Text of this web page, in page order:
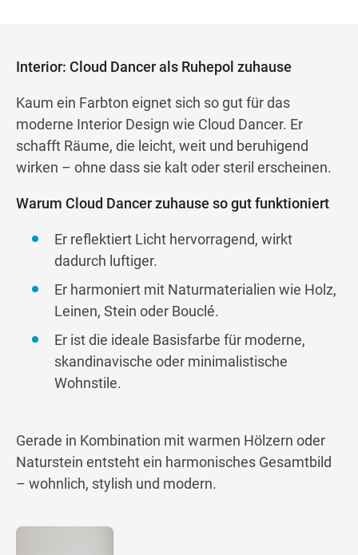
Interior: Cloud Dancer als Ruhepol zuhause
Kaum ein Farbton eignet sich so gut für das
moderne Interior Design wie Cloud Dancer. Er
schafft Räume, die leicht, weit und beruhigend
wirken – ohne dass sie kalt oder steril erscheinen.
Warum Cloud Dancer zuhause so gut funktioniert
Er reflektiert Licht hervorragend, wirkt
dadurch luftiger.
Er harmoniert mit Naturmaterialien wie Holz,
Leinen, Stein oder Bouclé.
Er ist die ideale Basisfarbe für moderne,
skandinavische oder minimalistische
Wohnstile.
Gerade in Kombination mit warmen Hölzern oder
Naturstein entsteht ein harmonisches Gesamtbild
– wohnlich, stylish und modern.